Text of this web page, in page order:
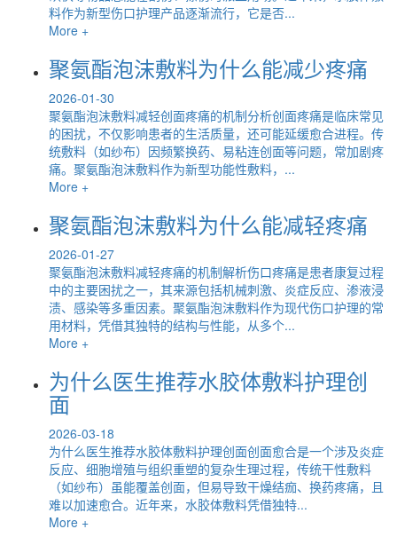
料作为新型伤口护理产品逐渐流行，它是否...
More +
聚氨酯泡沫敷料为什么能减少疼痛
2026-01-30
聚氨酯泡沫敷料减轻创面疼痛的机制分析创面疼痛是临床常见
的困扰，不仅影响患者的生活质量，还可能延缓愈合进程。传
统敷料（如纱布）因频繁换药、易粘连创面等问题，常加剧疼
痛。聚氨酯泡沫敷料作为新型功能性敷料，...
More +
聚氨酯泡沫敷料为什么能减轻疼痛
2026-01-27
聚氨酯泡沫敷料减轻疼痛的机制解析伤口疼痛是患者康复过程
中的主要困扰之一，其来源包括机械刺激、炎症反应、渗液浸
渍、感染等多重因素。聚氨酯泡沫敷料作为现代伤口护理的常
用材料，凭借其独特的结构与性能，从多个...
More +
为什么医生推荐水胶体敷料护理创
面
2026-03-18
为什么医生推荐水胶体敷料护理创面创面愈合是一个涉及炎症
反应、细胞增殖与组织重塑的复杂生理过程，传统干性敷料
（如纱布）虽能覆盖创面，但易导致干燥结痂、换药疼痛，且
难以加速愈合。近年来，水胶体敷料凭借独特...
More +